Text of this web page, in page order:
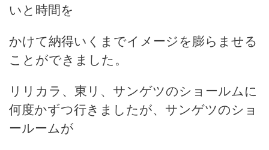
いと時間を
かけて納得いくまでイメージを膨らませる
ことができました。
リリカラ、東リ、サンゲツのショールムに
何度かずつ行きましたが、サンゲツのショ
ールームが